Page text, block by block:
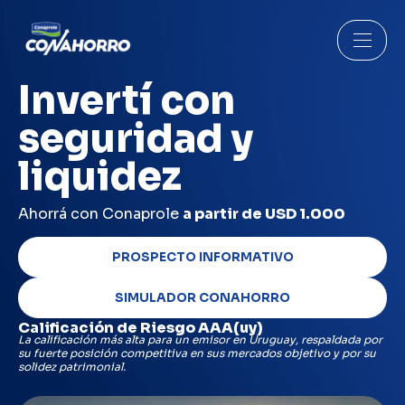
Invertí con
seguridad y
liquidez
Ahorrá con Conaprole a partir de USD 1.000
PROSPECTO INFORMATIVO
SIMULADOR CONAHORRO
Calificación de Riesgo AAA(uy)
La calificación más alta para un emisor en Uruguay, respaldada por
su fuerte posición competitiva en sus mercados objetivo y por su
solidez patrimonial.